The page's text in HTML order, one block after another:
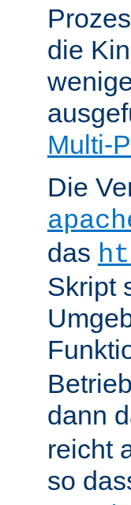
die
Multi-
Die
das
Skript
dann
reicht
so